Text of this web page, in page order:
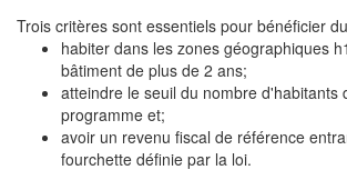
Trois critères sont essentiels pour bénéficier
habiter dans les zones géographiques
bâtiment de plus de 2 ans;
atteindre le seuil du nombre d'habitants
programme et;
avoir un revenu fiscal de référence
fourchette définie par la loi.